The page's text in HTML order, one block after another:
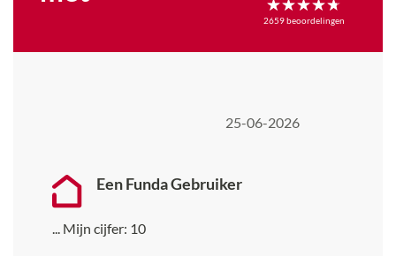
2659beoordelingen
25-06-2026
Een Funda Gebruiker
Mijn cijfer: 10